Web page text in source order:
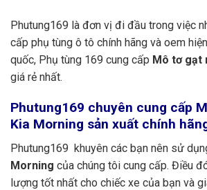
Phutung169 là đơn vị đi đầu trong việc
cấp phụ tùng ô tô chính hãng và oem
quốc, Phụ tùng 169 cung cấp Mô tơ gạt
giá rẻ nhất.
Phutung169 chuyên cung cấp
Kia Morning sản xuất chính
Phutung169 khuyên các bạn nên sử
Morning của chúng tôi cung cấp. Điều
lượng tốt nhất cho chiếc xe của bạn và